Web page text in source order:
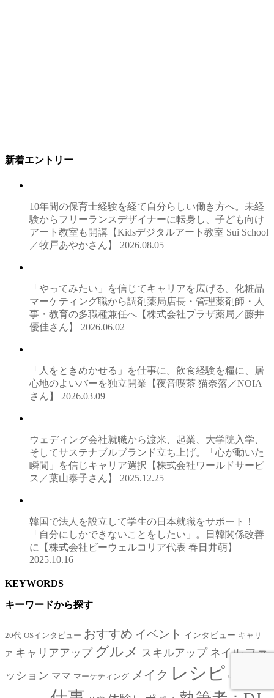
新着エントリー
10年間の保育士経験を経て自分らしい働き方へ。未経
験からフリーランスデザイナーに転身し、子ども向け
アート教室も開講【Kidsデジタルアート教室 Sui School
／牧戸あやかさん】 2026.08.05
「やってみたい」を信じてキャリアを広げる。化粧品
マーケティング職から調剤薬局店長・管理薬剤師・人
事・教育の多職種兼任へ【株式会社プラザ薬局／藤井
優佳さん】 2026.06.02
「人をときめかせる」を仕事に。飲食経験を糧に、居
心地のよいバーを独立開業【夜音喫茶 猫奈落／NOIA
さん】 2026.03.09
ウェディング会社就職から渡米、起業、大学院入学、
そしてサステナブルブランド立ち上げ。「心が動いた
瞬間」を信じキャリア選択【株式会社ワールドサービ
ス／葉山泰子さん】 2025.12.25
韓国で法人を設立して学生の日本就職をサポート！
「自分にしかできないことをしたい」。日韓関係改善
に【株式会社ビーウェルコリア代表 春日井萌】
2025.10.16
KEYWORDS
キーワードから探す
20代 OSインタビュー おすすめ イベント インタビュー キャリ
ア キャリアアップ グルメ スキルアップ ネイル ファ
ッション ママ マーケティング メイク レシピ 中卒